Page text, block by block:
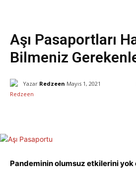
Aşı Pasaportları
Bilmeniz
Yazar Redzeen Mayıs 1, 2021
Pandeminin olumsuz etkilerini yok